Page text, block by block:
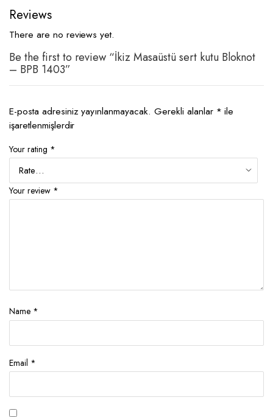
Reviews
There are no reviews yet.
Be the first to review “İkiz Masaüstü sert kutu Bloknot
– BPB 1403”
E-posta adresiniz yayınlanmayacak. Gerekli alanlar * ile
işaretlenmişlerdir
Your rating *
Your review *
Name *
Email *